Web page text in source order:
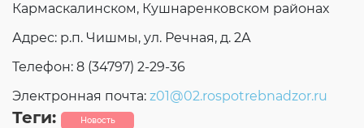
Кармаскалинском, Кушнаренковском районах
Адрес: р.п. Чишмы, ул. Речная, д. 2А
Телефон: 8 (34797) 2-29-36
Электронная почта: z01@02.rospotrebnadzor.ru
Теги: Новость